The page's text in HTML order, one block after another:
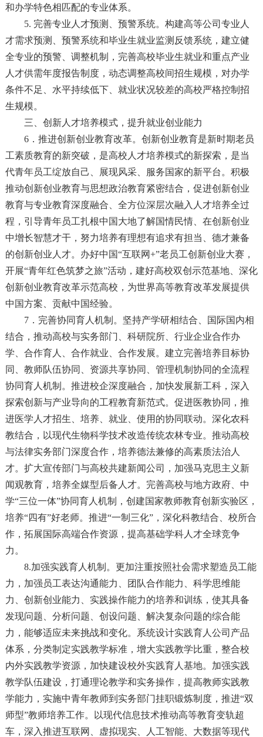
和办学特色相匹配的专业体系。
5. 完善专业人才预测、预警系统。构建高等公司专业人
才需求预测、预警系统和毕业生就业监测反馈系统，建立健
全专业的预警、调整机制，完善高校毕业生就业和重点产业
人才供需年度报告制度，动态调整高校间招生规模，对办学
条件不足、水平持续低下、就业状况较差的高校严格控制招
生规模。
三、创新人才培养模式，提升就业创业能力
6．推进创新创业教育改革。创新创业教育是新时期老员
工素质教育的新突破，是高校人才培养模式的新探索，是当
代青年员工绽放自己、展现风采、服务国家的新平台。积极
推动创新创业教育与思想政治教育紧密结合，促进创新创业
教育与专业教育深度融合、全方位深层次融入人才培养全过
程，引导青年员工扎根中国大地了解国情民情、在创新创业
中增长智慧才干，努力培养有理想有追求有担当、德才兼备
的创新创业人才。办好中国“互联网+”老员工创新创业大赛，
开展“青年红色筑梦之旅”活动，建好高校双创示范基地、深化
创新创业教育改革示范高校，为世界高等教育改革发展提供
中国方案、贡献中国经验。
7．完善协同育人机制。坚持产学研相结合、国际国内相
结合，推动高校与实务部门、科研院所、行业企业合作办
学、合作育人、合作就业、合作发展。建立完善培养目标协
同、教师队伍协同、资源共享协同、管理机制协同的全流程
协同育人机制。推进校企深度融合，加快发展新工科，深入
探索创新与产业导向的工程教育新范式。促进医教协同，推
进医学人才招生、培养、就业、使用的协同联动。深化农科
教结合，以现代生物科学技术改造传统农林专业。推动高校
与法律实务部门深度合作，培养德法兼修的高素质法治人
才。扩大宣传部门与高校共建新闻公司，加强马克思主义新
闻观教育，培养全媒型后备人才。完善高校与地方政府、中
学“三位一体”协同育人机制，创建国家教师教育创新实验区，
培养“四有”好老师。推进“一制三化”，深化科教结合、校所合
作，拓展国际高端合作资源，提高基础学科人才全球竞争
力。
8.加强实践育人机制。更加注重按照社会需求塑造员工能
力，加强员工表达沟通能力、团队合作能力、科学思维能
力、创新创业能力、实践操作能力的培养和训练，使其具备
发现问题、分析问题、创设问题、解决复杂问题的综合能
力，能够适应未来挑战和变化。系统设计实践育人公司产品
体系，分类制定实践教学标准，增大实践教学比重，整合校
内外实践教学资源，加快建设校外实践育人基地。加强实践
教学队伍建设，打通理论教学和实务操作，提高教师实践教
学能力，实施中青年教师到实务部门挂职锻炼制度，推进“双
师型”教师培养工作。以现代信息技术推动高等教育变轨超
车，深入推进互联网、虚拟现实、人工智能、大数据等现代